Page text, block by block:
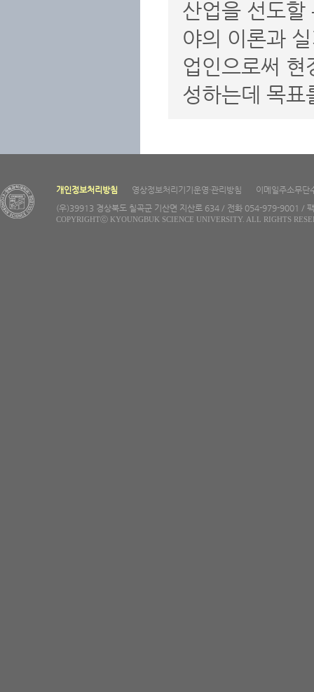
산업을 선도할
야의 이론과
업인으로써
성하는데 목표
개인정보처리방침 영상정보처리기기운영·관리방침
이메일주소무단
(우)39913 경상북도 칠곡군 기산면 지산로 634 / 전화 054-979-9001 /
COPYRIGHTⓒ KYOUNGBUK SCIENCE UNIVERSITY. ALL RIGHTS